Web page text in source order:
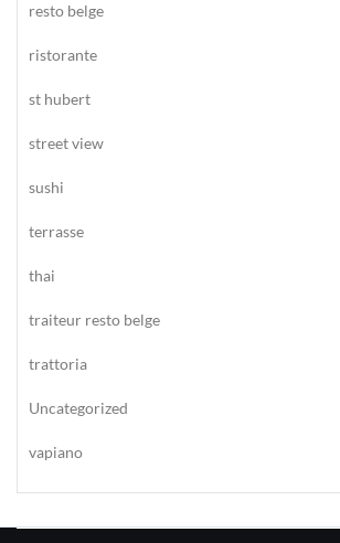
resto belge
ristorante
st hubert
street view
sushi
terrasse
thai
traiteur resto belge
trattoria
Uncategorized
vapiano